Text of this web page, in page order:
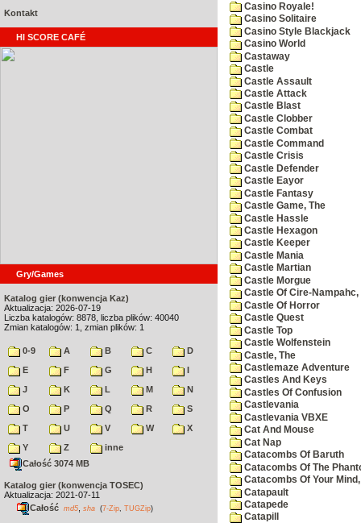
Kontakt
HI SCORE CAFÉ
Gry/Games
Katalog gier (konwencja Kaz)
Aktualizacja: 2026-07-19
Liczba katalogów: 8878, liczba plików: 40040
Zmian katalogów: 1, zmian plików: 1
0-9 A B C
D
E
F G H
I
J
K L M
N
O
P Q R
S
T
U V W
X
Y
Z
inne
Całość 3074 MB
Katalog gier (konwencja TOSEC)
Aktualizacja: 2021-07-11
Całość md5 sha (7-Zip TUGZip)
Casino Royale!
Casino Solitaire
Casino Style Blackjack
Casino World
Castaway
Castle
Castle Assault
Castle Attack
Castle Blast
Castle Clobber
Castle Combat
Castle Command
Castle Crisis
Castle Defender
Castle Eayor
Castle Fantasy
Castle Game, The
Castle Hassle
Castle Hexagon
Castle Keeper
Castle Mania
Castle Martian
Castle Morgue
Castle Of Cire-Nampahc,
Castle Of Horror
Castle Quest
Castle Top
Castle Wolfenstein
Castle, The
Castlemaze Adventure
Castles And Keys
Castles Of Confusion
Castlevania
Castlevania VBXE
Cat And Mouse
Cat Nap
Catacombs Of Baruth
Catacombs Of The
Catacombs Of Your
Catapault
Catapede
Catapill